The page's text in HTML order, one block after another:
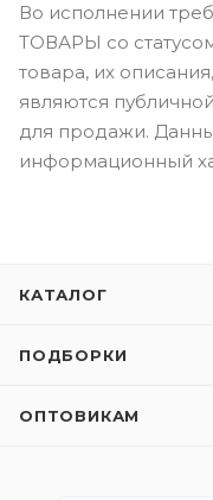
Во исполнении
ТОВАРЫ со
товара, их
являются
для продажи.
информационный
КАТАЛОГ
ПОДБОРКИ
ОПТОВИКАМ